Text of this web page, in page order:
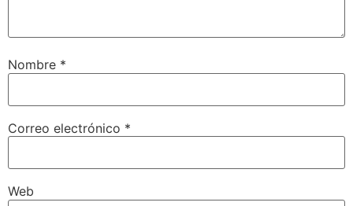
Nombre *
Correo electrónico *
Web